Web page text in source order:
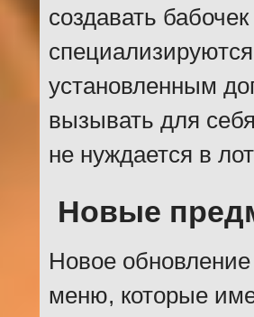
создавать
установленным
вызывать для
не нуждается в
Новые
Новое
меню, которые